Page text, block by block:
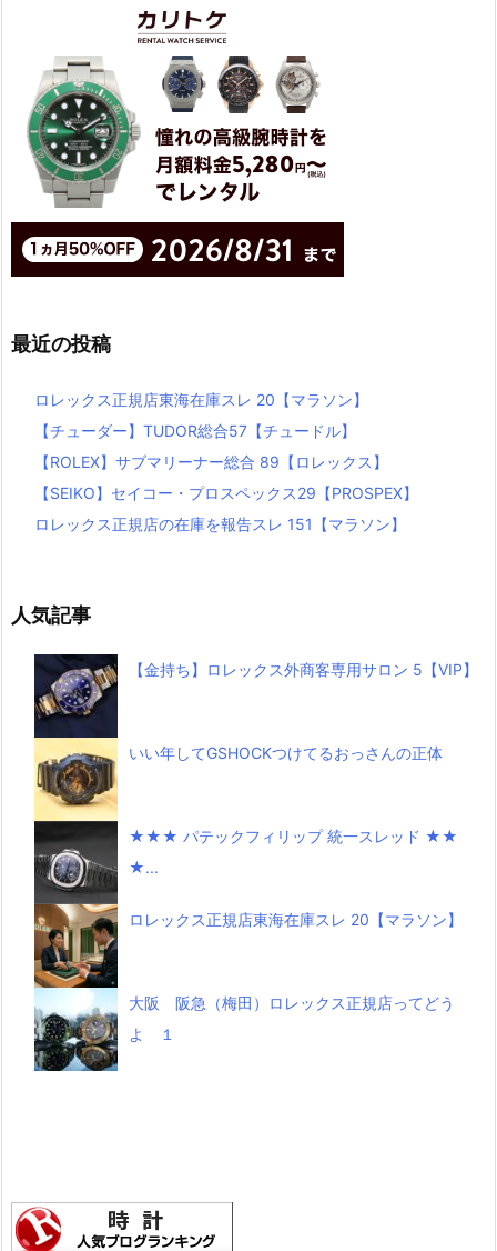
最近の投稿
ロレックス正規店東海在庫スレ 20【マラソン】
【チューダー】TUDOR総合57【チュードル】
【ROLEX】サブマリーナー総合 89【ロレックス】
【SEIKO】セイコー・プロスペックス29【PROSPEX】
ロレックス正規店の在庫を報告スレ 151【マラソン】
人気記事
【金持ち】ロレックス外商客専用サロン 5【VIP】
いい年してGSHOCKつけてるおっさんの正体
★★★ パテックフィリップ 統一スレッド ★★
★...
ロレックス正規店東海在庫スレ 20【マラソン】
大阪 阪急（梅田）ロレックス正規店ってどう
よ １